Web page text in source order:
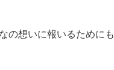
の想いに報いるためにも